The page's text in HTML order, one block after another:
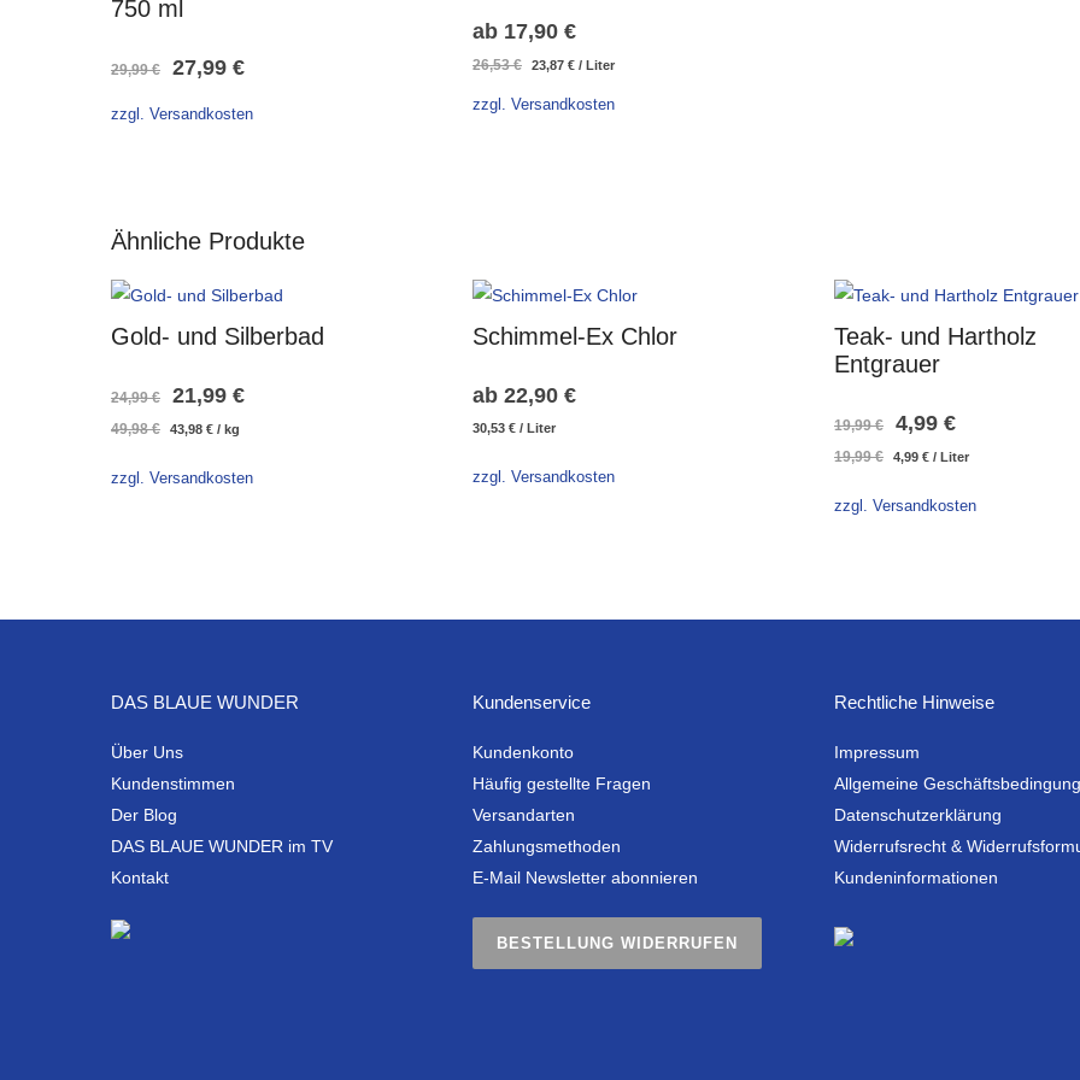
750 ml
29,99€
Ursprünglicher
Preis
27,99 €Aktueller
Preis
zzgl. Versandkosten
ab 17,90 €
26,53€
Ursprünglicher
war:
23,87 €Aktueller
ist:
/ Liter
zzgl. Versandkosten
Ähnliche Produkte
Gold- und Silberbad
24,99€
Ursprünglicher
Preis
war:
21,99 €Aktueller
ist:
49,98€
Ursprünglicher
war:
43,98 €Aktueller
ist:
/ kg
zzgl. Versandkosten
Schimmel-Ex Chlor
ab 22,90 €
30,53 € / Liter
zzgl. Versandkosten
Teak- und Hartholz
Entgrauer
19,99€
Ursprünglicher
Preis
war:
4,99 €Aktueller
Preis
ist:
19,99€ 4,99 € / Liter
zzgl. Versandkosten
DAS BLAUE WUNDER
Über Uns
Kundenstimmen
Der Blog
DAS BLAUE WUNDER im TV
Kontakt
Kundenservice
Kundenkonto
Häufig gestellte Fragen
Versandarten
Zahlungsmethoden
E-Mail Newsletter abonnieren
BESTELLUNG WIDERRUFEN
Rechtliche Hinweise
Impressum
Allgemeine
Datenschutzerklärung
Widerrufsrecht &
Kundeninformationen